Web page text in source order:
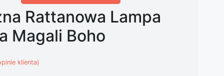
Rattanowa Lampa
Magali Boho
klienta)